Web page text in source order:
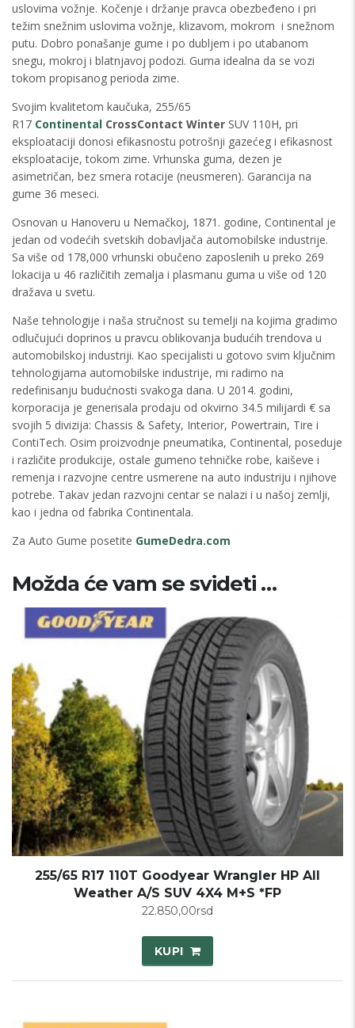
uslovima vožnje. Kočenje i držanje pravca obezbeđeno i pri
težim snežnim uslovima vožnje, klizavom, mokrom i snežnom
putu. Dobro ponašanje gume i po dubljem i po utabanom
snegu, mokroj i blatnjavoj podozi. Guma idealna da se vozi
tokom propisanog perioda zime.
Svojim kvalitetom kaučuka, 255/65
R17 Continental CrossContact Winter SUV 110H, pri
eksploataciji donosi efikasnostu potrošnji gazećeg i efikasnost
eksploatacije, tokom zime. Vrhunska guma, dezen je
asimetričan, bez smera rotacije (neusmeren). Garancija na
gume 36 meseci.
Osnovan u Hanoveru u Nemačkoj, 1871. godine, Continental je
jedan od vodećih svetskih dobavljača automobilske industrije.
Sa više od 178,000 vrhunski obučeno zaposlenih u preko 269
lokacija u 46 različitih zemalja i plasmanu guma u više od 120
dražava u svetu.
Naše tehnologije i naša stručnost su temelji na kojima gradimo
odlučujući doprinos u pravcu oblikovanja budućih trendova u
automobilskoj industriji. Kao specijalisti u gotovo svim ključnim
tehnologijama automobilske industrije, mi radimo na
redefinisanju budućnosti svakoga dana. U 2014. godini,
korporacija je generisala prodaju od okvirno 34.5 milijardi € sa
svojih 5 divizija: Chassis & Safety, Interior, Powertrain, Tire i
ContiTech. Osim proizvodnje pneumatika, Continental, poseduje
i različite produkcije, ostale gumeno tehničke robe, kaiševe i
remenja i razvojne centre usmerene na auto industriju i njihove
potrebe. Takav jedan razvojni centar se nalazi i u našoj zemlji,
kao i jedna od fabrika Continentala.
Za Auto Gume posetite GumeDedra.com
Možda će vam se svideti …
255/65 R17 110T Goodyear Wrangler HP All
Weather A/S SUV 4X4 M+S *FP
22.850,00rsd
KUPI